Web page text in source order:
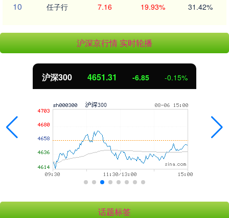
10 任子行 7.16 19.93% 31.42%
沪深京行情 实时轮播
-0.15% 北证50 1122.88
话题标签